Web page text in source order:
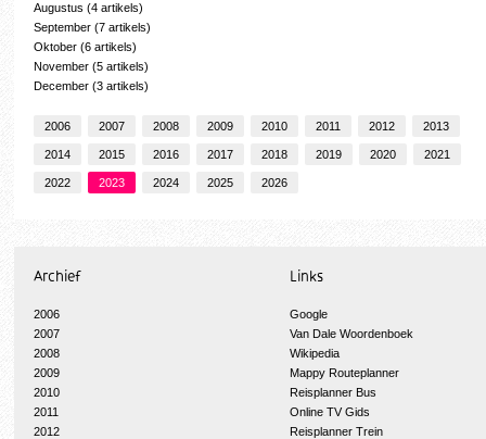
Augustus (4 artikels)
September (7 artikels)
Oktober (6 artikels)
November (5 artikels)
December (3 artikels)
2006 2007 2008 2009 2010 2011 2012 2013
2014 2015 2016 2017 2018 2019 2020 2021
2022 2023 2024 2025 2026
Archief
2006
2007
2008
2009
2010
2011
2012
Links
Google
Van Dale Woordenboek
Wikipedia
Mappy Routeplanner
Reisplanner Bus
Online TV Gids
Reisplanner Trein